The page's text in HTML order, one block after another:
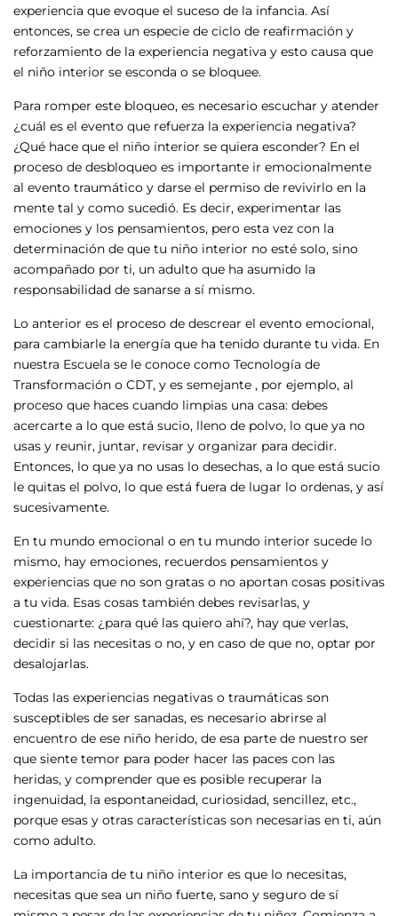
experiencia que evoque el suceso de la infancia. Así
entonces, se crea un especie de ciclo de reafirmación y
reforzamiento de la experiencia negativa y esto causa que
el niño interior se esconda o se bloquee.
Para romper este bloqueo, es necesario escuchar y atender
¿cuál es el evento que refuerza la experiencia negativa?
¿Qué hace que el niño interior se quiera esconder? En el
proceso de desbloqueo es importante ir emocionalmente
al evento traumático y darse el permiso de revivirlo en la
mente tal y como sucedió. Es decir, experimentar las
emociones y los pensamientos, pero esta vez con la
determinación de que tu niño interior no esté solo, sino
acompañado por ti, un adulto que ha asumido la
responsabilidad de sanarse a sí mismo.
Lo anterior es el proceso de descrear el evento emocional,
para cambiarle la energía que ha tenido durante tu vida. En
nuestra Escuela se le conoce como Tecnología de
Transformación o CDT, y es semejante , por ejemplo, al
proceso que haces cuando limpias una casa: debes
acercarte a lo que está sucio, lleno de polvo, lo que ya no
usas y reunir, juntar, revisar y organizar para decidir.
Entonces, lo que ya no usas lo desechas, a lo que está sucio
le quitas el polvo, lo que está fuera de lugar lo ordenas, y así
sucesivamente.
En tu mundo emocional o en tu mundo interior sucede lo
mismo, hay emociones, recuerdos pensamientos y
experiencias que no son gratas o no aportan cosas positivas
a tu vida. Esas cosas también debes revisarlas, y
cuestionarte: ¿para qué las quiero ahí?, hay que verlas,
decidir si las necesitas o no, y en caso de que no, optar por
desalojarlas.
Todas las experiencias negativas o traumáticas son
susceptibles de ser sanadas, es necesario abrirse al
encuentro de ese niño herido, de esa parte de nuestro ser
que siente temor para poder hacer las paces con las
heridas, y comprender que es posible recuperar la
ingenuidad, la espontaneidad, curiosidad, sencillez, etc.,
porque esas y otras características son necesarias en ti, aún
como adulto.
La importancia de tu niño interior es que lo necesitas,
necesitas que sea un niño fuerte, sano y seguro de sí